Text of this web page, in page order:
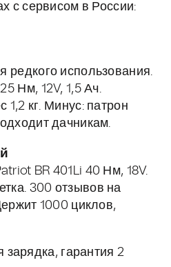
с сервисом в России:
редкого использования.
Нм, 12V, 1,5 Ач.
1,2 кг. Минус: патрон
дачникам.
BR 401Li 40 Нм, 18V.
300 отзывов на
1000 циклов,
гарантия 2